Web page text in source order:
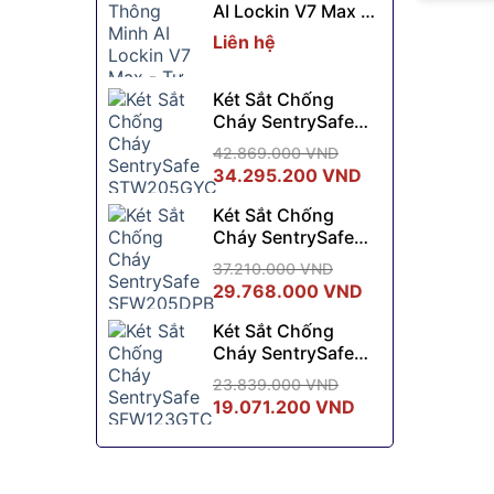
7.830.000 VND. là:
AI Lockin V7 Max -
Tự Sạc Không Dây
Liên hệ
Két Sắt Chống
Cháy SentrySafe
STW205GYC
42.869.000VND
Giá
gốc
là:
42.869.000 VND.
34.295.200 VND
là:
Két Sắt Chống
Cháy SentrySafe
SFW205DPB
37.210.000VND
Giá
gốc
là:
37.210.000 VND.
29.768.000 VND
là:
Két Sắt Chống
Cháy SentrySafe
SFW123GTC
23.839.000VND
Giá
là:
19.071.200 VND
tại